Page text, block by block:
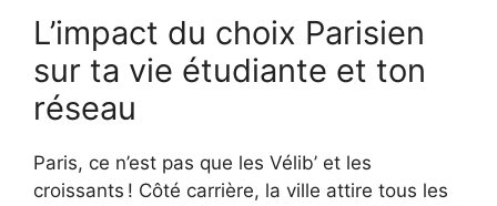
L’impact du choix Parisien
sur ta vie étudiante et ton
réseau
Paris, ce n’est pas que les Vélib’ et les
croissants ! Côté carrière, la ville attire tous les